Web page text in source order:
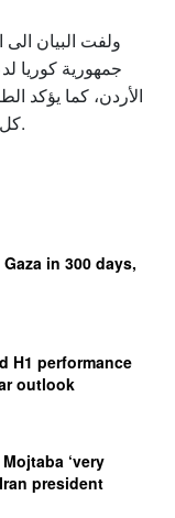
ولفت البيان
جمهورية كوريا
الأردن، كما يؤكد
كل منظمة لتحسين نوعية حياة الشعب الأردني.
in 300 days,
H1 performance
outlook
‘very
president